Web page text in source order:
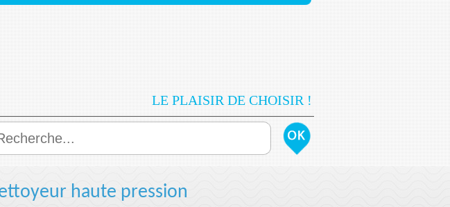
LE PLAISIR DE CHOISIR !
haute pression